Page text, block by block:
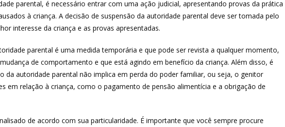
parental, é necessário entrar com uma ação judicial, apresentando provas da prática
à criança. A decisão de suspensão da autoridade parental deve ser tomada pelo
interesse da criança e as provas apresentadas.
parental é uma medida temporária e que pode ser revista a qualquer momento,
de comportamento e que está agindo em benefício da criança. Além disso, é
da autoridade parental não implica em perda do poder familiar, ou seja, o genitor
em relação à criança, como o pagamento de pensão alimentícia e a obrigação de
de acordo com sua particularidade. É importante que você sempre procure